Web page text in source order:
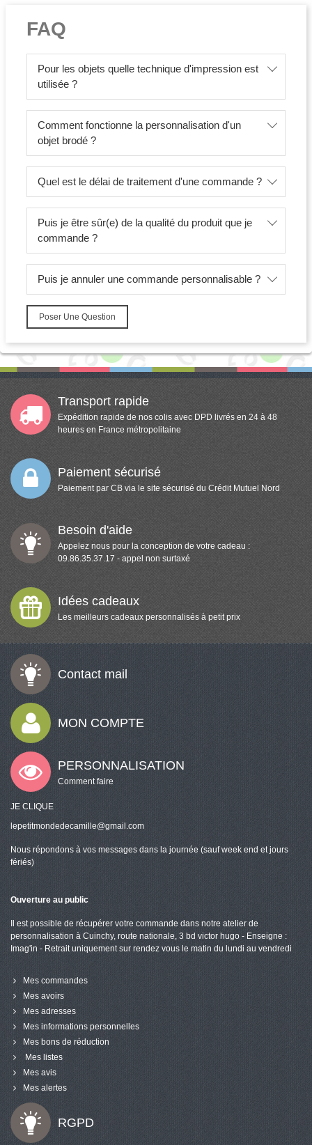
FAQ
Pour les objets quelle technique d'impression est
utilisée ?
Comment fonctionne la personnalisation d'un
objet brodé ?
Quel est le délai de traitement d'une commande ?
Puis je être sûr(e) de la qualité du produit que je
commande ?
Puis je annuler une commande personnalisable ?
Poser Une Question
Transport rapide
Expédition rapide de nos colis avec DPD livrés en 24 à 48
heures en France métropolitaine
Paiement sécurisé
Paiement par CB via le site sécurisé du Crédit Mutuel Nord
Besoin d'aide
Appelez nous pour la conception de votre cadeau :
09.86.35.37.17 - appel non surtaxé
Idées cadeaux
Les meilleurs cadeaux personnalisés à petit prix
Contact mail
MON COMPTE
PERSONNALISATION
Comment faire
JE CLIQUE
RGPD
lepetitmondedecamille@gmail.com
Nous répondons à vos messages dans la journée (sauf week end et jours
fériés)
Ouverture au public
Il est possible de récupérer votre commande dans notre atelier de
personnalisation à Cuinchy, route nationale, 3 bd victor hugo - Enseigne :
Imag'in - Retrait uniquement sur rendez vous le matin du lundi au vendredi
Mes commandes
Mes avoirs
Mes adresses
Mes informations personnelles
Mes bons de réduction
Mes listes
Mes avis
Mes alertes